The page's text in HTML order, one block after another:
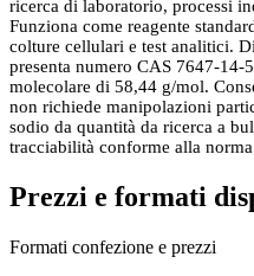
ricerca di laboratorio, processi
Funziona come reagente
colture cellulari e test analitici.
presenta numero CAS 7647-14-
molecolare di 58,44 g/mol.
non richiede manipolazioni
sodio da quantità da ricerca a
tracciabilità conforme alla
Prezzi e formati
Formati confezione e prezzi